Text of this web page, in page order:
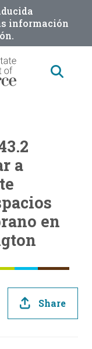
información
a
en
Share